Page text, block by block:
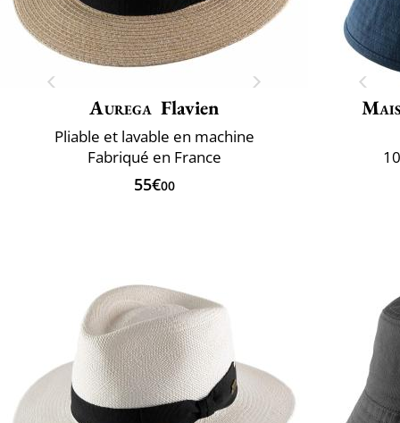
Aurega Flavien
Pliable et lavable en machine
Fabriqué en France
55€00